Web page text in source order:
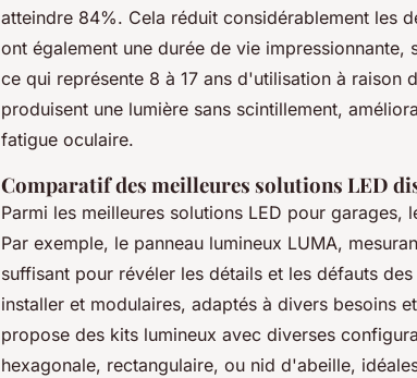
atteindre 84%. Cela réduit considérablement les
ont également une durée de vie
ce qui représente 8 à 17 ans d'utilisation à raison
produisent une lumière sans scintillement,
fatigue oculaire.
Comparatif des meilleures solutions LED
Parmi les meilleures solutions LED pour garages,
Par exemple, le panneau lumineux LUMA,
suffisant pour révéler les détails et les défauts
installer et modulaires, adaptés à divers besoins
propose des kits lumineux avec diverses
hexagonale, rectangulaire, ou nid d'abeille,